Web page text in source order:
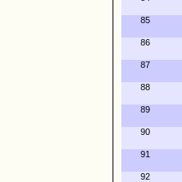
85
86
87
88
89
90
91
92